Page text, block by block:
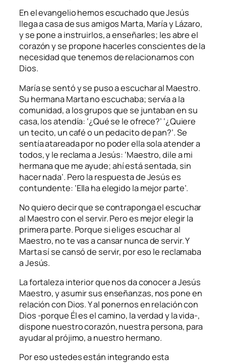
En el evangelio hemos escuchado que Jesús
llega a casa de sus amigos Marta, María y Lázaro,
y se pone a instruirlos, a enseñarles; les abre el
corazón y se propone hacerles conscientes de la
necesidad que tenemos de relacionarnos con
Dios.
María se sentó y se puso a escuchar al Maestro.
Su hermana Marta no escuchaba; servía a la
comunidad, a los grupos que se juntaban en su
casa, los atendía: ‘¿Qué se le ofrece?’ ‘¿Quiere
un tecito, un café o un pedacito de pan?’. Se
sentía atareada por no poder ella sola atender a
todos, y le reclama a Jesús: ‘Maestro, dile a mi
hermana que me ayude; ahí está sentada, sin
hacer nada’. Pero la respuesta de Jesús es
contundente: ‘Ella ha elegido la mejor parte’.
No quiero decir que se contraponga el escuchar
al Maestro con el servir. Pero es mejor elegir la
primera parte. Porque si eliges escuchar al
Maestro, no te vas a cansar nunca de servir. Y
Marta sí se cansó de servir, por eso le reclamaba
a Jesús.
La fortaleza interior que nos da conocer a Jesús
Maestro, y asumir sus enseñanzas, nos pone en
relación con Dios. Y al ponernos en relación con
Dios -porque Él es el camino, la verdad y la vida-,
dispone nuestro corazón, nuestra persona, para
ayudar al prójimo, a nuestro hermano.
Por eso ustedes están integrando esta